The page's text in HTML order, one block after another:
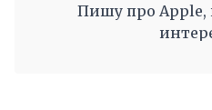
Пишу про Apple,